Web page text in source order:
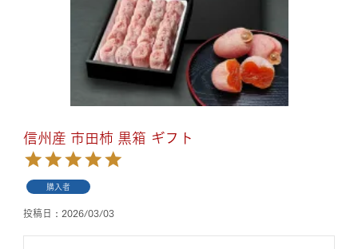
信州産 市田柿 黒箱 ギフト
購入者
投稿日 2026/03/03